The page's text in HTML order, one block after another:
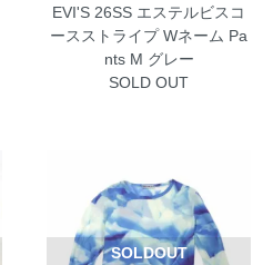
EVI'S 26SS エステルビスコ
ースストライプ Wネーム Pa
nts M グレー
SOLD OUT
SOLDOUT